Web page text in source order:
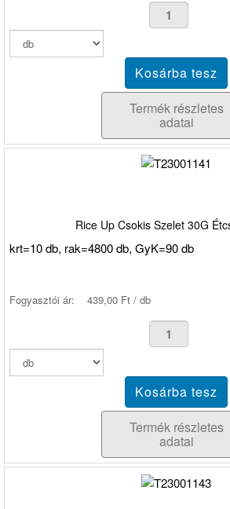
Termék részletes
adatai
Rice Up Csokis Szelet 30G
krt=10 db, rak=4800 db, GyK=90 db
Fogyasztói ár: 439,00 Ft / db
Termék részletes
adatai